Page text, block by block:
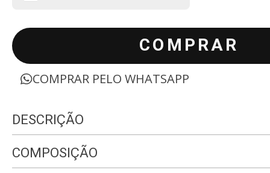
COMPRAR
COMPRAR PELO WHATSAPP
DESCRIÇÃO
COMPOSIÇÃO